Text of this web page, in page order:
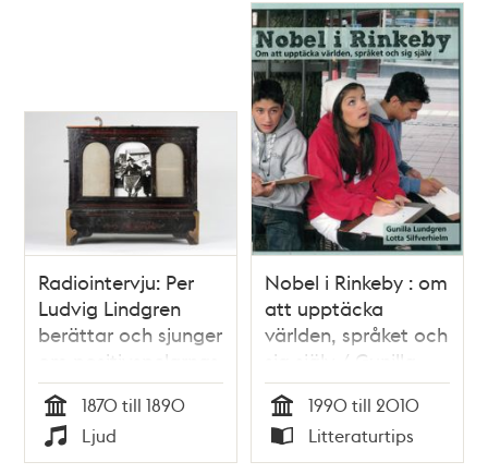
Radiointervju: Per
Ludvig Lindgren
berättar och sjunger
om positivspelarnas
visor på 1870- och
80-talet.
Tid
1870 till 1890
Typ
Ljud
Nobel i Rinkeby : om
att upptäcka
världen, språket och
sig själv / Gunilla
Lundgren, Lotta
Silfverhielm
Tid
1990 till 2010
Typ
Litteraturtips